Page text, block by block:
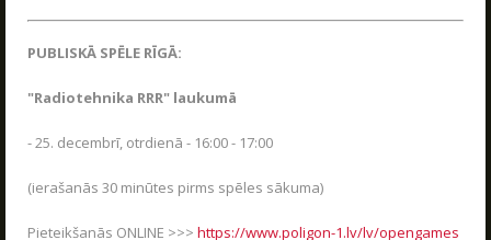
PUBLISKĀ SPĒLE RĪGĀ:
"Radiotehnika RRR" laukumā
- 25. decembrī, otrdienā - 16:00 - 17:00
(ierašanās 30 minūtes pirms spēles sākuma)
Pieteikšanās ONLINE >>> https://www.poligon-1.lv/lv/opengames
04.12.2025
Poligon 1 aktīvās atpūtas parks strādā visu